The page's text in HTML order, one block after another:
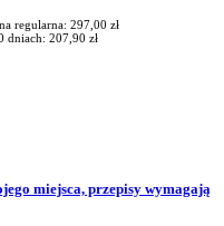
regularna: 297,00 zł
dniach: 207,90 zł
miejsca, przepisy wymagają